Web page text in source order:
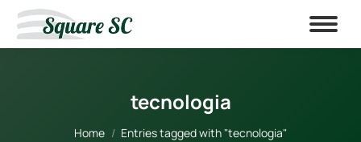
tecnologia
You are here:
Home Entries tagged with "tecnologia"